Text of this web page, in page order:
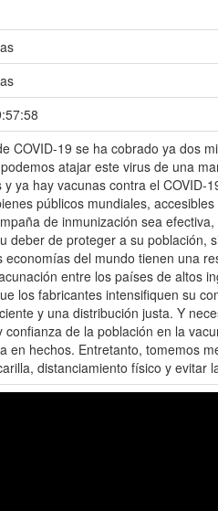
COVID-19 se ha cobrado ya dos
atajar este virus de una
y ya hay vacunas contra el COVID-
públicos mundiales,
de inmunización sea
deber de proteger a su población,
economías del mundo tienen una
entre los países de altos
los fabricantes intensifiquen su
y una distribución justa. Y
confianza de la población en la
en hechos. Entretanto, tomemos
distanciamiento físico y evitar